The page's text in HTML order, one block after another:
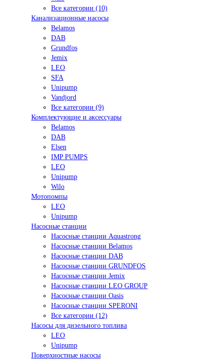
Все категории (10)
Канализационные насосы
Belamos
DAB
Grundfos
Jemix
LEO
SFA
Unipump
Vandjord
Все категории (9)
Комплектующие и аксессуары
Belamos
DAB
Elsen
IMP PUMPS
LEO
Unipump
Wilo
Мотопомпы
LEO
Unipump
Насосные станции
Насосные станции Aquastrong
Насосные станции Belamos
Насосные станции DAB
Насосные станции GRUNDFOS
Насосные станции Jemix
Насосные станции LEO GROUP
Насосные станции Oasis
Насосные станции SPERONI
Все категории (12)
Насосы для дизельного топлива
LEO
Unipump
Поверхностные насосы